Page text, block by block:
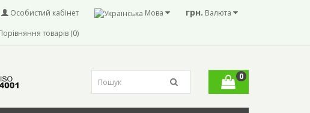
грн. Валюта
Мова
Особистий кабінет
товарів (0)
0